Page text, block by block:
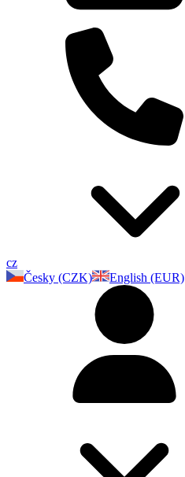
cz
Česky (CZK)
English (EUR)